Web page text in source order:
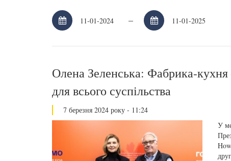
–
Олена Зеленська: Фабрика-
для всього суспільства
7 березня 2024 року - 11:24
У